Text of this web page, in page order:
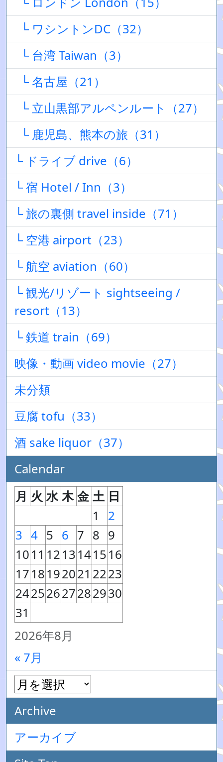
└ ワシントンDC（32）
└ 台湾 Taiwan（3）
└ 名古屋（21）
└ 立山黒部アルペンルート（27）
└ 鹿児島、熊本の旅（31）
└ ドライブ drive（6）
└ 宿 Hotel / Inn（3）
└ 旅の裏側 travel inside（71）
└ 空港 airport（23）
└ 航空 aviation（60）
└ 観光/リゾート sightseeing /
resort（13）
└ 鉄道 train（69）
映像・動画 video movie（27）
未分類
豆腐 tofu（33）
酒 sake liquor（37）
Calendar
2026年8月
月 火 水 木 金 土 日
1
2
3 4 5 6 7 8 9
1011 1213141516
1718192021 2223
24252627282930
31
« 7月
Archive
アーカイブ